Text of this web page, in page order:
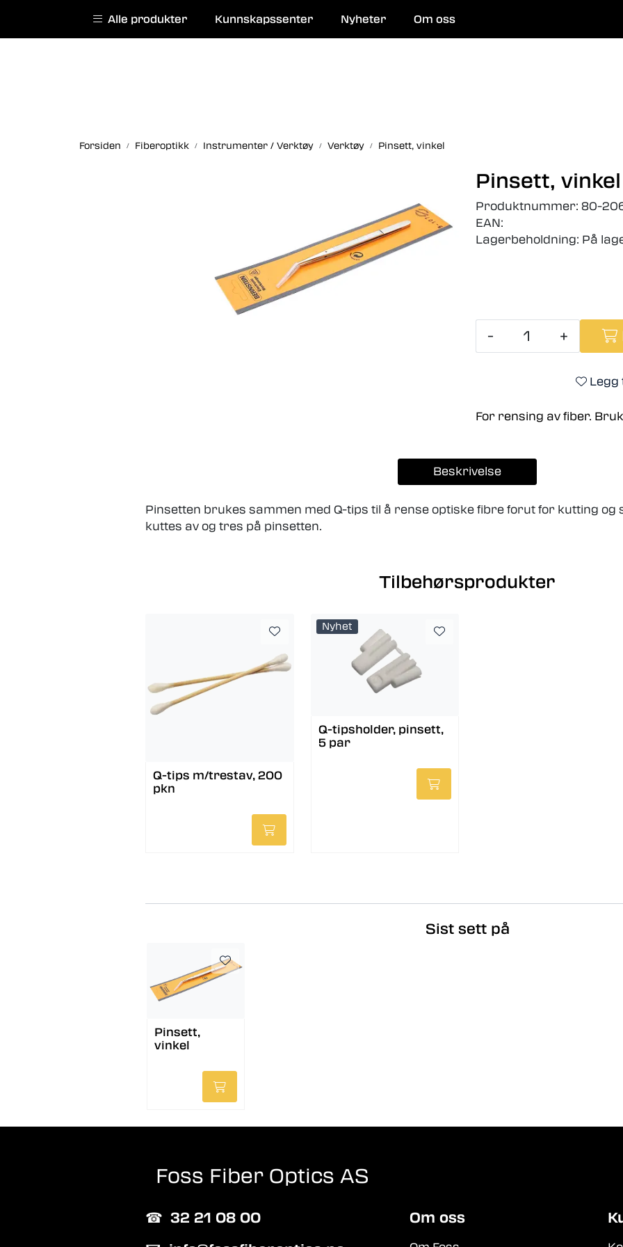
English website | Kurs | Service og reparasjon
Alle produkter Kunnskapssenter Nyheter Om oss
Forsiden Fiberoptikk Instrumenter / Verktøy Verktøy Pinsett, vinkel
Pinsett, vinkel
Produktnummer: 80-
EAN:
Lagerbeholdning: På
- +
Legg
For rensing av fiber.
Beskrivelse
Pinsetten brukes sammen med Q-tips til å rense optiske fibre forut for kutting og
kuttes av og tres på pinsetten.
Tilbehørsprodukter
Q-tips m/trestav, 200
pkn
Nyhet
Q-tipsholder, pinsett,
5 par
Sist sett på
Pinsett,
vinkel
Foss Fiber Optics AS
☎︎ 32 21 08 00
Om oss